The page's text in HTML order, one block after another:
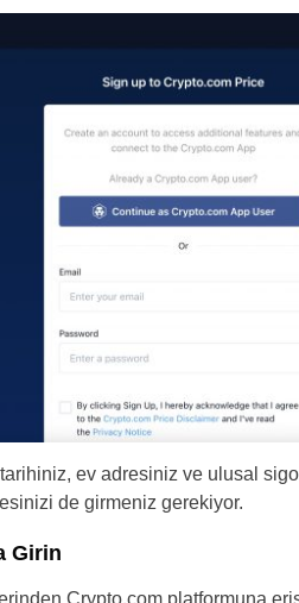
ev adresiniz ve ulusal
de girmeniz gerekiyor.
Girin